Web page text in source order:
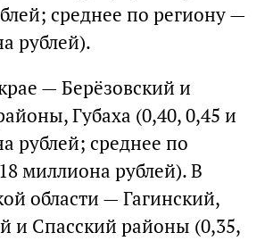
среднее по региону —
рублей).
— Берёзовский и
Губаха (0,40, 0,45 и
рублей; среднее по
миллиона рублей). В
области — Гагинский,
и Спасский районы (0,35,